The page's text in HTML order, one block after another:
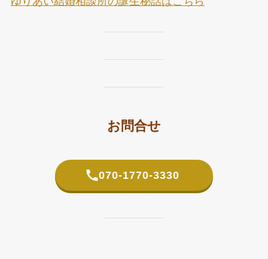
お問合せ
070-1770-3330